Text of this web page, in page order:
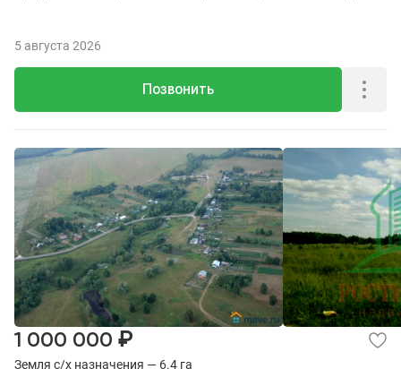
Позвонить
5 августа 2026
Земля с/х назначения — 6.4 га
1 000 000 ₽